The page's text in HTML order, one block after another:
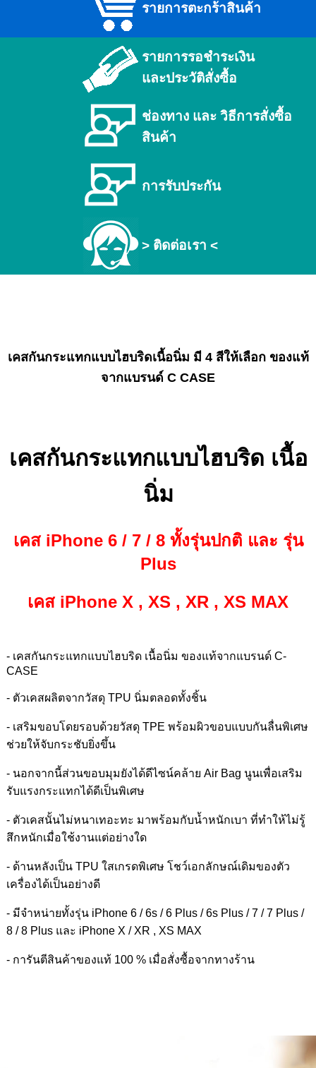
รายการตะกร้าสินค้า
รายการรอชำระเงิน
และประวัติสั่งซื้อ
ช่องทาง และ วิธีการสั่งซื้อ
สินค้า
การรับประกัน
> ติดต่อเรา <
เคสกันกระแทกแบบไฮบริดเนื้อนิ่ม มี 4 สีให้เลือก ของแท้
จากแบรนด์ C CASE
เคสกันกระแทกแบบไฮบริด เนื้อ
นิ่ม
เคส iPhone 6 / 7 / 8 ทั้งรุ่นปกติ และ รุ่น
Plus
เคส iPhone X , XS , XR , XS MAX
- เคสกันกระแทกแบบไฮบริด เนื้อนิ่ม ของแท้จากแบรนด์ C-
CASE
- ตัวเคสผลิตจากวัสดุ TPU นิ่มตลอดทั้งชิ้น
- เสริมขอบโดยรอบด้วยวัสดุ TPE พร้อมผิวขอบแบบกันลื่นพิเศษ
ช่วยให้จับกระชับยิ่งขึ้น
- นอกจากนี้ส่วนขอบมุมยังได้ดีไซน์คล้าย Air Bag นูนเพื่อเสริม
รับแรงกระแทกได้ดีเป็นพิเศษ
- ตัวเคสนั้นไม่หนาเทอะทะ มาพร้อมกับน้ำหนักเบา ที่ทำให้ไม่รู้
สึกหนักเมื่อใช้งานแต่อย่างใด
- ด้านหลังเป็น TPU ใสเกรดพิเศษ โชว์เอกลักษณ์เดิมของตัว
เครื่องได้เป็นอย่างดี
- มีจำหน่ายทั้งรุ่น iPhone 6 / 6s / 6 Plus / 6s Plus / 7 / 7 Plus /
8 / 8 Plus และ iPhone X / XR , XS MAX
- การันตีสินค้าของแท้ 100 % เมื่อสั่งซื้อจากทางร้าน